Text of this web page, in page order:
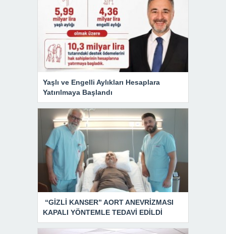
Yaşlı ve Engelli Aylıkları Hesaplara
Yatırılmaya Başlandı
“GİZLİ KANSER” AORT ANEVRİZMASI
KAPALI YÖNTEMLE TEDAVİ EDİLDİ